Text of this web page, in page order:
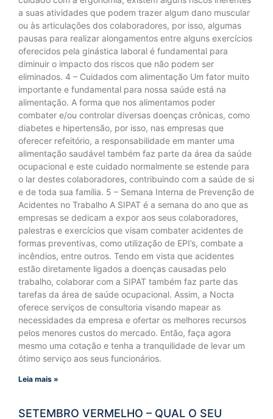
a suas atividades que podem trazer algum dano muscular
ou às articulações dos colaboradores, por isso, algumas
pausas para realizar alongamentos entre alguns exercícios
oferecidos pela ginástica laboral é fundamental para
diminuir o impacto dos riscos que não podem ser
eliminados. 4 – Cuidados com alimentação Um fator muito
importante e fundamental para nossa saúde está na
alimentação. A forma que nos alimentamos poder
combater e/ou controlar diversas doenças crônicas, como
diabetes e hipertensão, por isso, nas empresas que
oferecer refeitório, a responsabilidade em manter uma
alimentação saudável também faz parte da área da saúde
ocupacional e este cuidado normalmente se estende para
o lar destes colaboradores, contribuindo com a saúde de si
e de toda sua família. 5 – Semana Interna de Prevenção de
Acidentes no Trabalho A SIPAT é a semana do ano que as
empresas se dedicam a expor aos seus colaboradores,
palestras e exercícios que visam combater acidentes de
formas preventivas, como utilização de EPI’s, combate a
incêndios, entre outros. Tendo em vista que acidentes
estão diretamente ligados a doenças causadas pelo
trabalho, colaborar com a SIPAT também faz parte das
tarefas da área de saúde ocupacional. Assim, a Nocta
oferece serviços de consultoria visando mapear as
necessidades da empresa e ofertar os melhores recursos
pelos menores custos do mercado. Então, faça agora
mesmo uma cotação e tenha a tranquilidade de levar um
ótimo serviço aos seus funcionários.
Leia mais »
SETEMBRO VERMELHO – QUAL O SEU